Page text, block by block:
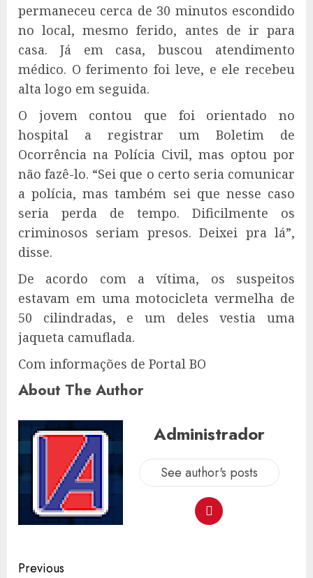
permaneceu cerca de 30 minutos escondido
no local, mesmo ferido, antes de ir para
casa. Já em casa, buscou atendimento
médico. O ferimento foi leve, e ele recebeu
alta logo em seguida.
O jovem contou que foi orientado no
hospital a registrar um Boletim de
Ocorrência na Polícia Civil, mas optou por
não fazê-lo. “Sei que o certo seria comunicar
a polícia, mas também sei que nesse caso
seria perda de tempo. Dificilmente os
criminosos seriam presos. Deixei pra lá”,
disse.
De acordo com a vítima, os suspeitos
estavam em uma motocicleta vermelha de
50 cilindradas, e um deles vestia uma
jaqueta camuflada.
Com informações de Portal BO
About The Author
Administrador
See author's posts
Post
Previous